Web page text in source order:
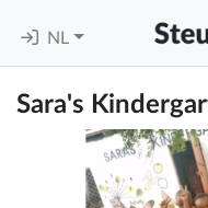
NL
Sara's